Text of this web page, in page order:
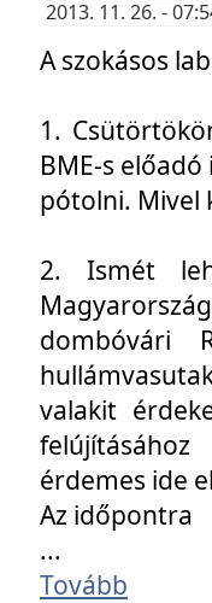
2013. 11. 26. -
A szokásos
1.
BME-s
pótolni. Mivel
2. Ismét
dombóvári
valakit
érdemes ide
Az időpontra
...
Tovább